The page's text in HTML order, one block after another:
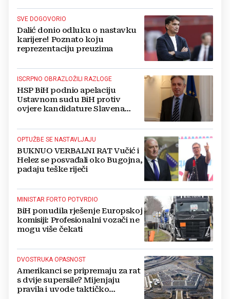
SVE DOGOVORIO
Dalić donio odluku o nastavku
karijere! Poznato koju
reprezentaciju preuzima
ISCRPNO OBRAZLOŽILI RAZLOGE
HSP BiH podnio apelaciju
Ustavnom sudu BiH protiv
ovjere kandidature Slavena
OPTUŽBE SE NASTAVLJAJU
BUKNUO VERBALNI RAT Vučić i
Helez se posvađali oko Bugojna,
padaju teške riječi
MINISTAR FORTO POTVRDIO
BiH ponudila rješenje Europskoj
komisiji: Profesionalni vozači ne
mogu više čekati
DVOSTRUKA OPASNOST
Amerikanci se pripremaju za rat
s dvije supersile? Mijenjaju
pravila i uvode taktičko